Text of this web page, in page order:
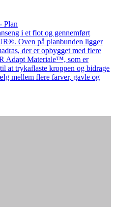
Plan
i et flot og gennemført
Oven på planbunden ligger
der er opbygget med flere
Adapt Materiale™, som er
at trykaflaste kroppen og bidrage
mellem flere farver, gavle og